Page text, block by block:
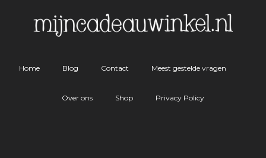
Home Blog Contact Meest gestelde vragen
Over ons Shop Privacy Policy